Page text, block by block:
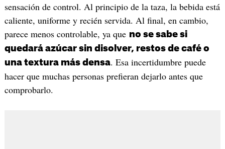
sensación de control. Al principio de la taza, la bebida está
caliente, uniforme y recién servida. Al final, en cambio,
parece menos controlable, ya que no se sabe si
quedará azúcar sin disolver, restos de café o
una textura más densa. Esa incertidumbre puede
hacer que muchas personas prefieran dejarlo antes que
comprobarlo.